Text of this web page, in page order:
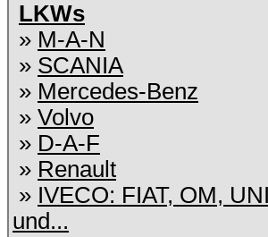
LKWs
» M-A-N
» SCANIA
» Mercedes-Benz
» Volvo
» D-A-F
» Renault
» IVECO: FIAT, OM,
und...